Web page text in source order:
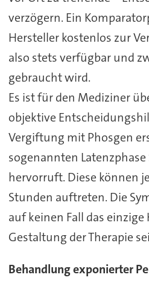
verzögern. Ein
Hersteller kostenlos zur
also stets verfügbar und
gebraucht wird.
Es ist für den Mediziner
objektive
Vergiftung mit Phosgen
sogenannten
hervorruft. Diese können
Stunden auftreten. Die
auf keinen Fall das
Gestaltung der Therapie
Behandlung exponierter